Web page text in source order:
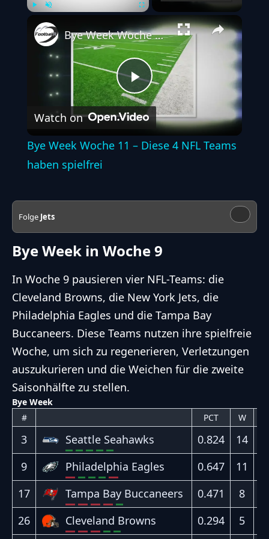
Play
Video
Bye Week Woche 11 – Diese 4 NFL Teams haben spielfrei
Watch on
Bye Week Woche 11 – Diese 4 NFL Teams
haben spielfrei
Folge Jets
Bye Week in Woche 9
In Woche 9 pausieren vier NFL-Teams: die
Cleveland Browns, die New York Jets, die
Philadelphia Eagles und die Tampa Bay
Buccaneers. Diese Teams nutzen ihre spielfreie
Woche, um sich zu regenerieren, Verletzungen
auszukurieren und die Weichen für die zweite
Saisonhälfte zu stellen.
Bye Week
#
PCT W
3 Seattle Seahawks
S S S S S
0.824 14
9
Philadelphia Eagles
N S S S N
0.647 11
17
Tampa Bay Buccaneers
N N N N S
0.471 8
26
Cleveland Browns
N N N S S
0.294 5